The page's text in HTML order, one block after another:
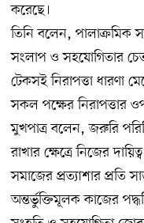
করেছে।
তিনি বলেন, পালাক্রমিক
সংলাপ ও সহযোগিতার
টেকসই নিরাপত্তা ধারণা
সকল পক্ষের নিরাপত্তার
মুখপাত্র বলেন, জরুরি
রাখার ক্ষেত্রে নিজের
সমাজের প্রত্যাশার প্রতি
অন্তর্ভুক্তিমূলক কাজের